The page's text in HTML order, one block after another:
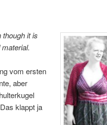
though it is
vom ersten
aber
klappt ja